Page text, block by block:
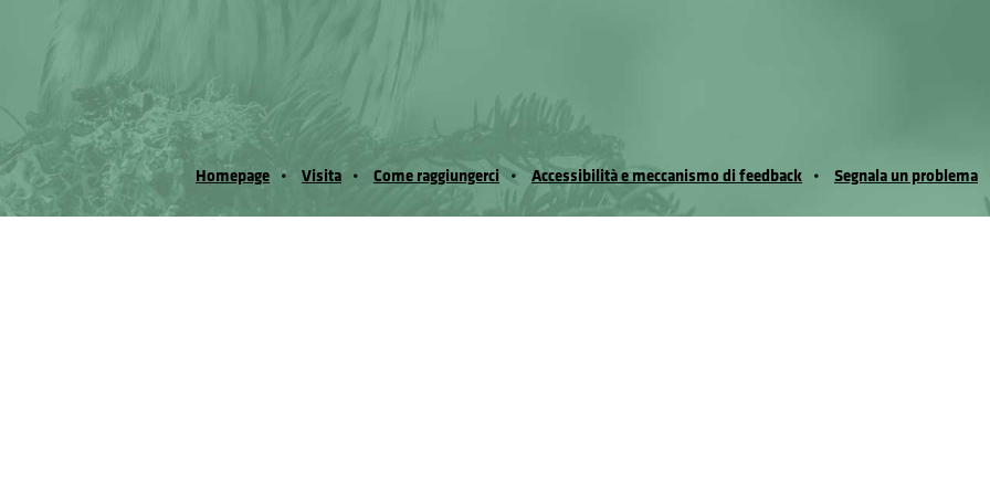
Homepage Visita Come raggiungerci Accessibilità e meccanismo di feedback Segnala un problema